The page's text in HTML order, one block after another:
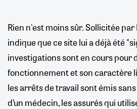
Rien n'est moins sûr. Sollicitée par
indique que ce site lui a déjà été
investigations sont en cours pour
fonctionnement et son caractère
les arrêts de travail sont émis
d’un médecin, les assurés qui